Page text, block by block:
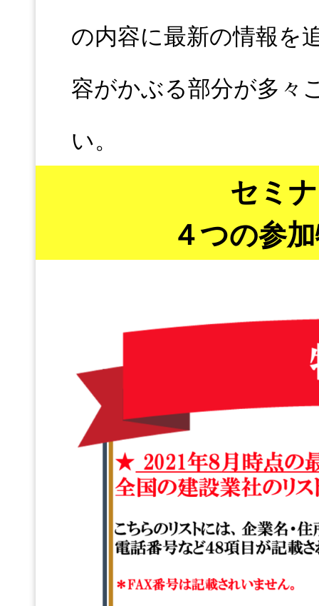
の内容に最新の情報を
容がかぶる部分が多々
い。
セミ
４つの参